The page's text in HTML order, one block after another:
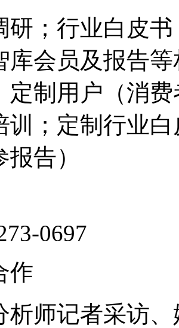
研；行业白皮
库会员及报告
定制用户（消
训；定制行业
报告）
0697
作
析师记者采访